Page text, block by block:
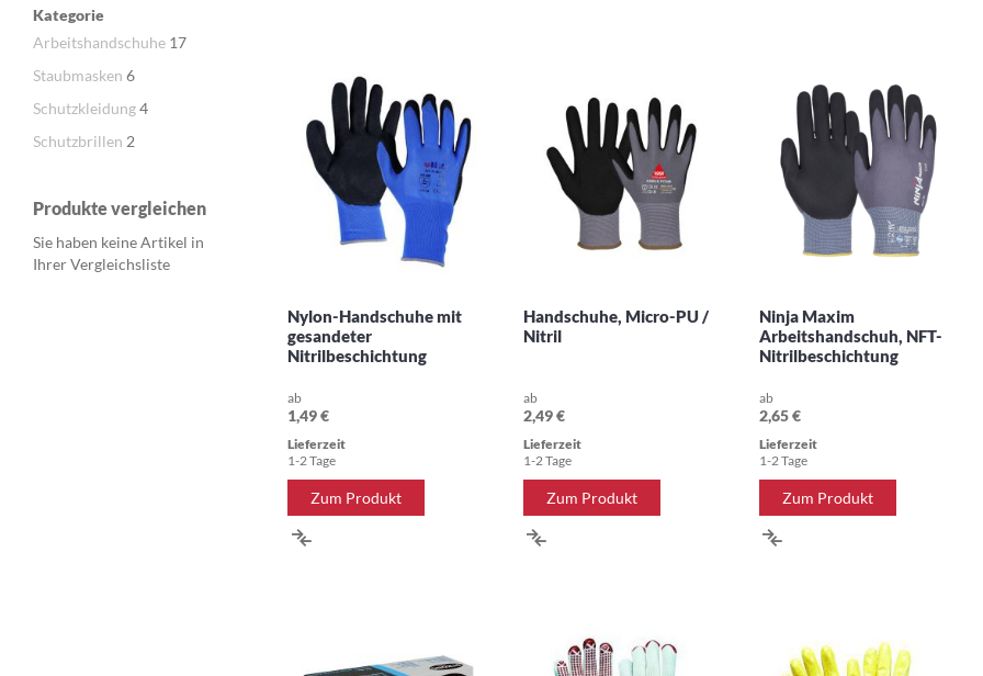
Nylon-Handschuhe mit
gesandeter
Nitrilbeschichtung
ab
1,49 €
Lieferzeit
1-2 Tage
Zum Produkt
Handschuhe, Micro-PU /
Nitril
ab
2,49 €
Lieferzeit
1-2 Tage
Zum Produkt
Ninja Maxim
Arbeitshandschuh, NFT-
Nitrilbeschichtung
ab
2,65 €
Lieferzeit
1-2 Tage
Zum Produkt
Kategorie
Arbeitshandschuhe 17
Staubmasken 6
Schutzkleidung4
Schutzbrillen 2
Produkte vergleichen
Sie haben keine Artikel in
Ihrer Vergleichsliste